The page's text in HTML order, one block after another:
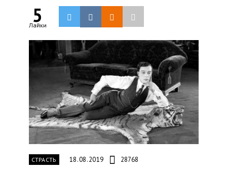
5
Лайки
СТРАСТЬ 18.08.2019 28768